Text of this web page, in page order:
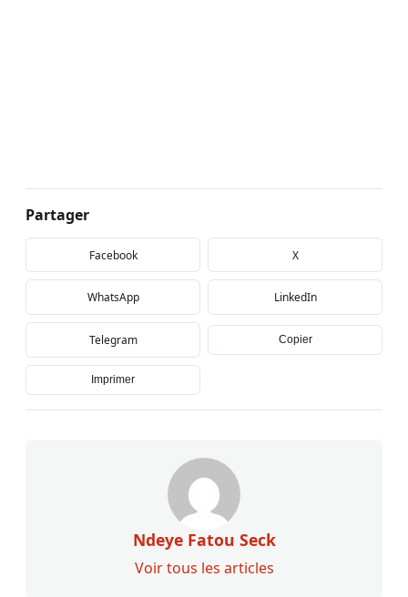
Partager
Facebook X
WhatsApp LinkedIn
Telegram Copier
Imprimer
Ndeye Fatou Seck
Voir tous les articles